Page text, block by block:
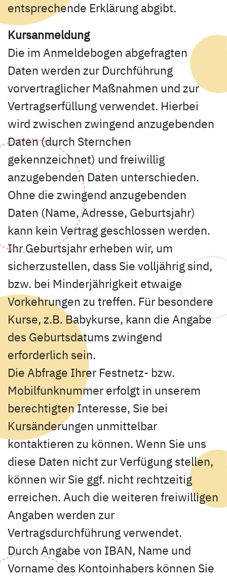
entsprechende Erklärung abgibt.
Kursanmeldung
Die im Anmeldebogen abgefragten
Daten werden zur Durchführung
vorvertraglicher Maßnahmen und zur
Vertragserfüllung verwendet. Hierbei
wird zwischen zwingend anzugebenden
Daten (durch Sternchen
gekennzeichnet) und freiwillig
anzugebenden Daten unterschieden.
Ohne die zwingend anzugebenden
Daten (Name, Adresse, Geburtsjahr)
kann kein Vertrag geschlossen werden.
Ihr Geburtsjahr erheben wir, um
sicherzustellen, dass Sie volljährig sind,
bzw. bei Minderjährigkeit etwaige
Vorkehrungen zu treffen. Für besondere
Kurse, z.B. Babykurse, kann die Angabe
des Geburtsdatums zwingend
erforderlich sein.
Die Abfrage Ihrer Festnetz- bzw.
Mobilfunknummer erfolgt in unserem
berechtigten Interesse, Sie bei
Kursänderungen unmittelbar
kontaktieren zu können. Wenn Sie uns
diese Daten nicht zur Verfügung stellen,
können wir Sie ggf. nicht rechtzeitig
erreichen. Auch die weiteren freiwilligen
Angaben werden zur
Vertragsdurchführung verwendet.
Durch Angabe von IBAN, Name und
Vorname des Kontoinhabers können Sie